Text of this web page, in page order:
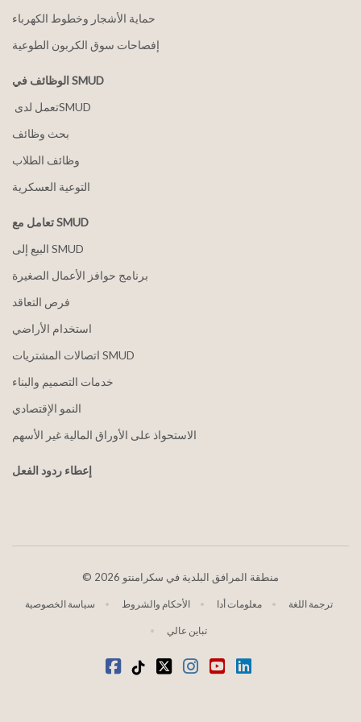
حماية الأشجار وخطوط الكهرباء
إفصاحات سوق الكربون الطوعية
الوظائف في SMUD
بحث وظائف
وظائف الطلاب
التوعية العسكرية
تعامل مع SMUD
البيع إلى SMUD
برنامج حوافز الأعمال الصغيرة
فرص التعاقد
استخدام الأراضي
اتصالات المشتريات SMUD
خدمات التصميم والبناء
النمو الإقتصادي
الاستحواذ على الأوراق المالية غير الأسهم
إعطاء ردود الفعل
© 2026 منطقة المرافق البلدية في سكرامنتو
سياسة الخصوصية الأحكام والشروط معلومات أدا ترجمة اللغة
تباين عالي
فيسبوك
تيكتوك
تويترانستغرامينكدين